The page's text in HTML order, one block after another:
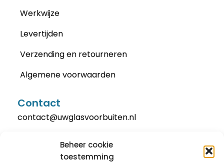
Beheer cookie
toestemming
Werkwijze
Levertijden
Verzending en retourneren
Algemene voorwaarden
Contact
contact@uwglasvoorbuiten.nl